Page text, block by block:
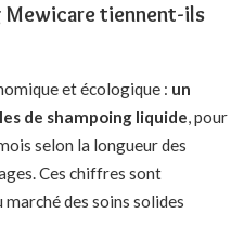
Mewicare tiennent-ils
et écologique : un
de shampoing liquide, pour
selon la longueur des
Ces chiffres sont
des soins solides